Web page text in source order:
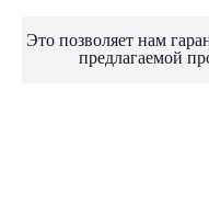
Это позволяет нам
предлагаемой